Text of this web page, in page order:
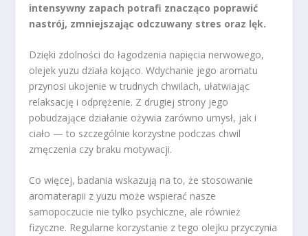
intensywny zapach potrafi znacząco poprawić
nastrój, zmniejszając odczuwany stres oraz lęk.
Dzięki zdolności do łagodzenia napięcia nerwowego,
olejek yuzu działa kojąco. Wdychanie jego aromatu
przynosi ukojenie w trudnych chwilach, ułatwiając
relaksację i odprężenie. Z drugiej strony jego
pobudzające działanie ożywia zarówno umysł, jak i
ciało — to szczególnie korzystne podczas chwil
zmęczenia czy braku motywacji.
Co więcej, badania wskazują na to, że stosowanie
aromaterapii z yuzu może wspierać nasze
samopoczucie nie tylko psychiczne, ale również
fizyczne. Regularne korzystanie z tego olejku przyczynia